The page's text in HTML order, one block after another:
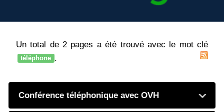
Un total de 2 pages a été trouvé avec le mot clé
téléphone .
Conférence téléphonique avec OVH